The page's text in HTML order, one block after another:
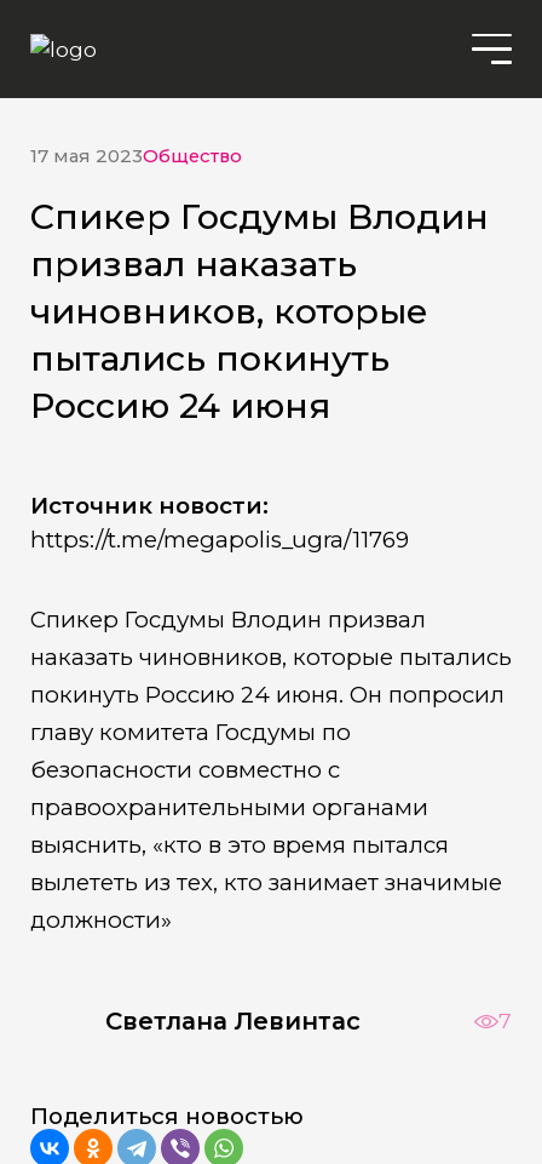
17 мая 2023Общество
Спикер Госдумы Влодин
призвал наказать
чиновников, которые
пытались покинуть
Россию 24 июня
Источник новости:
https://t.me/megapolis_ugra/11769
Спикер Госдумы Влодин призвал
наказать чиновников, которые пытались
покинуть Россию 24 июня. Он попросил
главу комитета Госдумы по
безопасности совместно с
правоохранительными органами
выяснить, «кто в это время пытался
вылететь из тех, кто занимает значимые
должности»
Светлана Левинтас 7
Поделиться новостью